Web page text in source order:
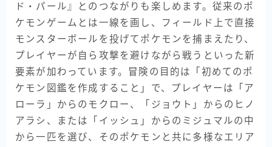
ド・パール』とのつながりも楽しめます。従来のポ
ケモンゲームとは一線を画し、フィールド上で直接
モンスターボールを投げてポケモンを捕まえたり、
プレイヤーが自ら攻撃を避けながら戦うといった新
要素が加わっています。冒険の目的は「初めてのポ
ケモン図鑑を作成すること」で、プレイヤーは「ア
ローラ」からのモクロー、「ジョウト」からのヒノ
アラシ、または「イッシュ」からのミジュマルの中
から一匹を選び、そのポケモンと共に多様なエリア